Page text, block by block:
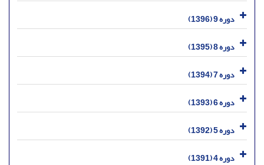
دوره 9 (1396)
دوره 8 (1395)
دوره 7 (1394)
دوره 6 (1393)
دوره 5 (1392)
دوره 4 (1391)